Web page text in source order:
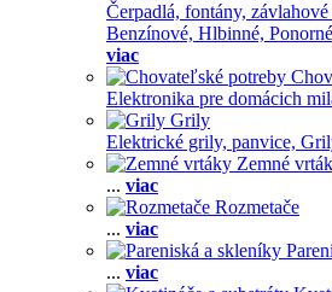
Čerpadlá, fontány,
Benzínové, Hlbinné,
viac
Elektronika pre domácich
Grily
Elektrické grily, panvice,
Zemné
... viac
Rozmetače
... viac
... viac